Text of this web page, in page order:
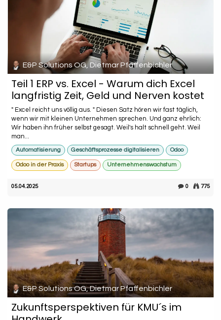
E&P Solutions OG, Dietmar Pfaffenbichler
Teil 1 ERP vs. Excel - Warum dich Excel
langfristig Zeit, Geld und Nerven kostet
" Excel reicht uns völlig aus. " Diesen Satz hören wir fast täglich,
wenn wir mit kleinen Unternehmen sprechen. Und ganz ehrlich:
Wir haben ihn früher selbst gesagt. Weil's halt schnell geht. Weil
man...
Automatisierung Geschäftsprozesse digitalisieren Odoo
Odoo in der Praxis Startups Unternehmenswachstum
05.04.2025 0 775
E&P Solutions OG, Dietmar Pfaffenbichler
Zukunftsperspektiven für KMU´s im